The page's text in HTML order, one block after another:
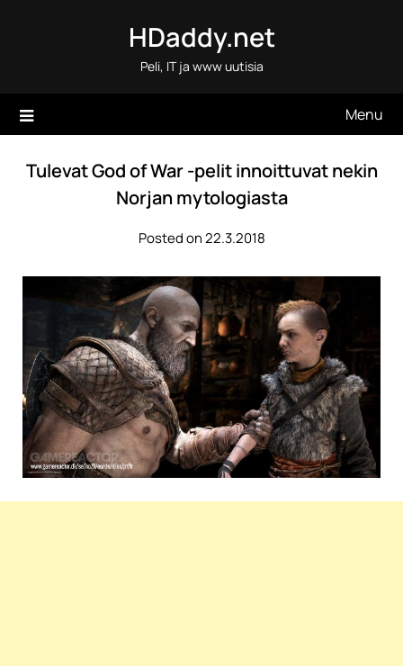
HDaddy.net
Peli, IT ja www uutisia
Menu
Tulevat God of War -pelit innoittuvat nekin
Norjan mytologiasta
Posted on 22.3.2018